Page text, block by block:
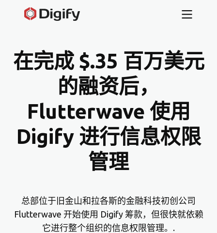
在完成 $.35 百万美元
的融资后，
Flutterwave 使用
Digify 进行信息权限
管理
总部位于旧金山和拉各斯的金融科技初创公司
Flutterwave 开始使用 Digify 筹款，但很快就依赖
它进行整个组织的信息权限管理。.